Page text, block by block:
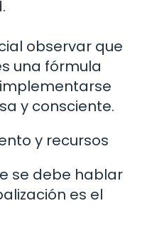
observar que
una fórmula
y consciente.
y recursos
se debe hablar
es el